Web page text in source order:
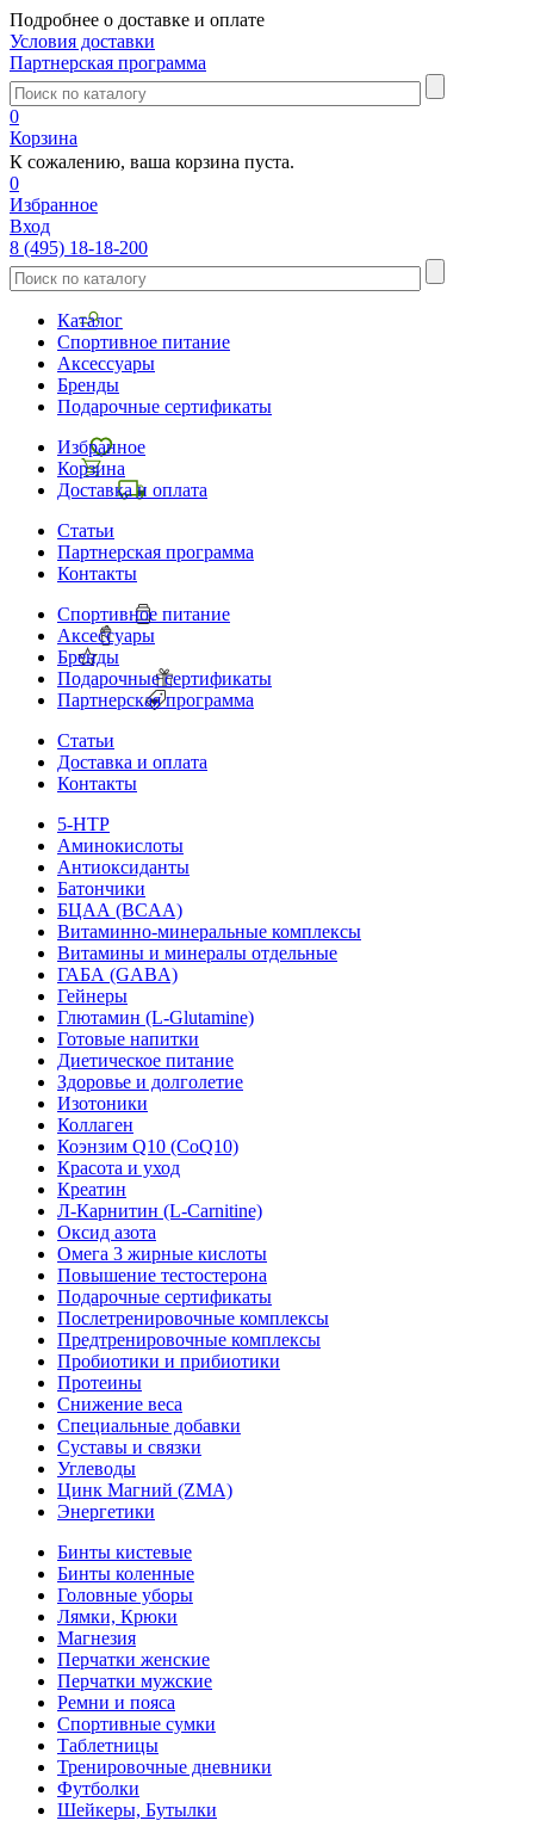
Подробнее о доставке и оплате
Условия доставки
Партнерская программа
0
Корзина
К сожалению, ваша корзина пуста.
0
Избранное
Вход
8 (495) 18-18-200
Каталог
Спортивное питание
Аксессуары
Бренды
Подарочные сертификаты
Избранное
Корзина
Доставка и оплата
Статьи
Партнерская программа
Контакты
Спортивное питание
Аксессуары
Бренды
Подарочные сертификаты
Партнерская программа
Статьи
Доставка и оплата
Контакты
5-HTP
Аминокислоты
Антиоксиданты
Батончики
БЦАА (BCAA)
Витаминно-минеральные комплексы
Витамины и минералы отдельные
ГАБА (GABA)
Гейнеры
Глютамин (L-Glutamine)
Готовые напитки
Диетическое питание
Здоровье и долголетие
Изотоники
Коллаген
Коэнзим Q10 (CoQ10)
Красота и уход
Креатин
Л-Карнитин (L-Сarnitine)
Оксид азота
Омега 3 жирные кислоты
Повышение тестостерона
Подарочные сертификаты
Послетренировочные комплексы
Предтренировочные комплексы
Пробиотики и прибиотики
Протеины
Снижение веса
Специальные добавки
Суставы и связки
Углеводы
Цинк Магний (ZMA)
Энергетики
Бинты кистевые
Бинты коленные
Головные уборы
Лямки, Крюки
Магнезия
Перчатки женские
Перчатки мужские
Ремни и пояса
Спортивные сумки
Таблетницы
Тренировочные дневники
Футболки
Шейкеры, Бутылки